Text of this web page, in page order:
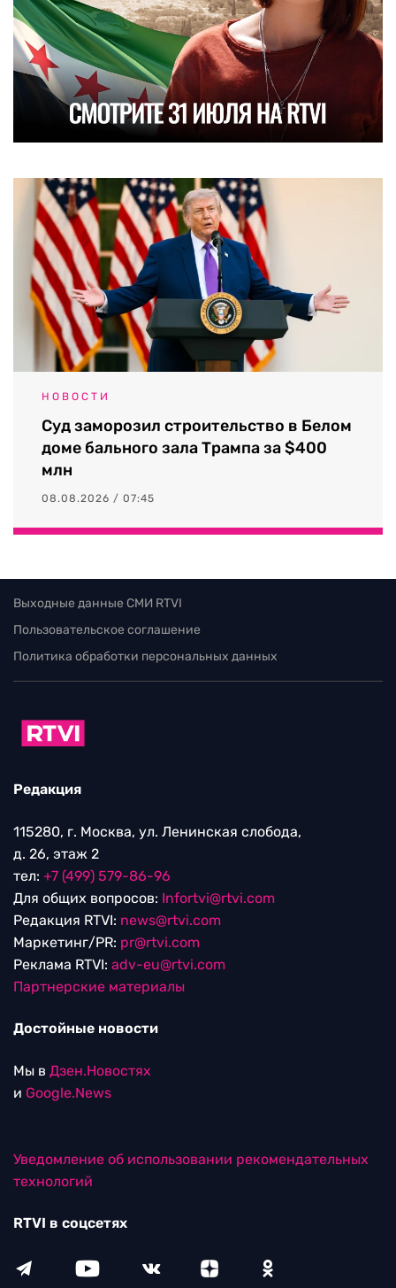
НОВОСТИ
Суд заморозил строительство в Белом
доме бального зала Трампа за $400
млн
08.08.2026 / 07:45
Выходные данные СМИ RTVI
Пользовательское соглашение
Политика обработки персональных данных
Редакция
115280, г. Москва, ул. Ленинская слобода,
д. 26, этаж 2
тел: +7 (499) 579-86-96
Для общих вопросов: Infortvi@rtvi.com
Редакция RTVI: news@rtvi.com
Маркетинг/PR: pr@rtvi.com
Реклама RTVI: adv-eu@rtvi.com
Партнерские материалы
Достойные новости
Мы в Дзен.Новостях
и Google.News
Уведомление об использовании рекомендательных
технологий
RTVI в соцсетях